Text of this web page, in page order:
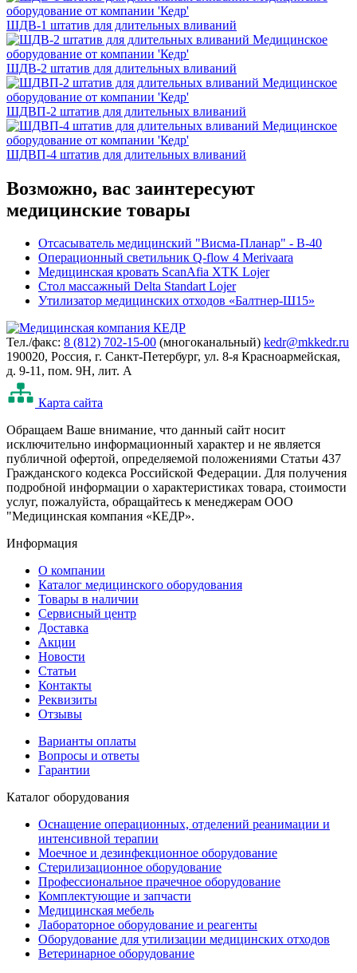
ШДВ-1 штатив для длительных вливаний
ШДВ-2 штатив для длительных вливаний
ШДВП-2 штатив для длительных вливаний
ШДВП-4 штатив для длительных вливаний
Возможно, вас заинтересуют
медицинские товары
Отсасыватель медицинский "Висма-Планар" - В-40
Операционный светильник Q-flow 4 Merivaara
Медицинская кровать ScanAfia XTK Lojer
Стол массажный Delta Standart Lojer
Утилизатор медицинских отходов «Балтнер-Ш15»
Тел./факс: 8 (812) 702-15-00 (многоканальный) kedr@mkkedr.ru
190020, Россия, г. Санкт-Петербург, ул. 8-я Красноармейская,
д. 9-11, пом. 9Н, лит. А
Карта сайта
Oбращаем Ваше внимание, что данный сайт носит
исключительно информационный характер и не является
публичной офертой, определяемой положениями Статьи 437
Гражданского кодекса Российской Федерации. Для получения
подробной информации о характеристиках товара, стоимости
услуг, пожалуйста, обращайтесь к менеджерам ООО
"Медицинская компания «КЕДР».
Информация
О компании
Каталог медицинского оборудования
Товары в наличии
Сервисный центр
Доставка
Акции
Новости
Статьи
Контакты
Реквизиты
Отзывы
Варианты оплаты
Вопросы и ответы
Гарантии
Каталог оборудования
Оснащение операционных, отделений реанимации и
интенсивной терапии
Моечное и дезинфекционное оборудование
Стерилизационное оборудование
Профессиональное прачечное оборудование
Комплектующие и запчасти
Медицинская мебель
Лабораторное оборудование и реагенты
Оборудование для утилизации медицинских отходов
Ветеринарное оборудование